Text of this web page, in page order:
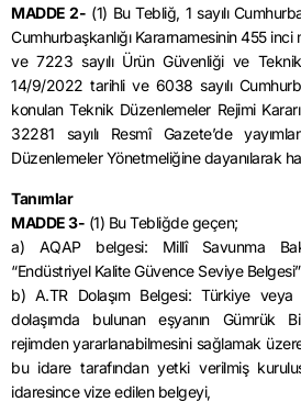
MADDE 2- (1) Bu Tebliğ, 1 sayılı
Cumhurbaşkanlığı Kararnamesinin 455
ve 7223 sayılı Ürün Güvenliği ve
14/9/2022 tarihli ve 6038 sayılı
konulan Teknik Düzenlemeler Rejimi
32281 sayılı Resmî Gazete’de
Düzenlemeler Yönetmeliğine dayanılarak
Tanımlar
MADDE 3- (1) Bu Tebliğde geçen;
a) AQAP belgesi: Millî Savunma
“Endüstriyel Kalite Güvence Seviye
b) A.TR Dolaşım Belgesi: Türkiye
dolaşımda bulunan eşyanın Gümrük
rejimden yararlanabilmesini sağlamak
bu idare tarafından yetki verilmiş
idaresince vize edilen belgeyi,